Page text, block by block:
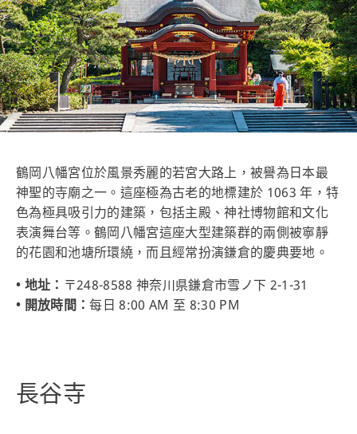
鶴岡八幡宮位於風景秀麗的若宮大路上，被譽為日本最
神聖的寺廟之一。這座極為古老的地標建於 1063 年，特
色為極具吸引力的建築，包括主殿、神社博物館和文化
表演舞台等。鶴岡八幡宮這座大型建築群的兩側被寧靜
的花園和池塘所環繞，而且經常扮演鎌倉的慶典要地。
• 地址： 〒248-8588 神奈川県鎌倉市雪ノ下 2-1-31
• 開放時間：每日 8:00 AM 至 8:30 PM
長谷寺